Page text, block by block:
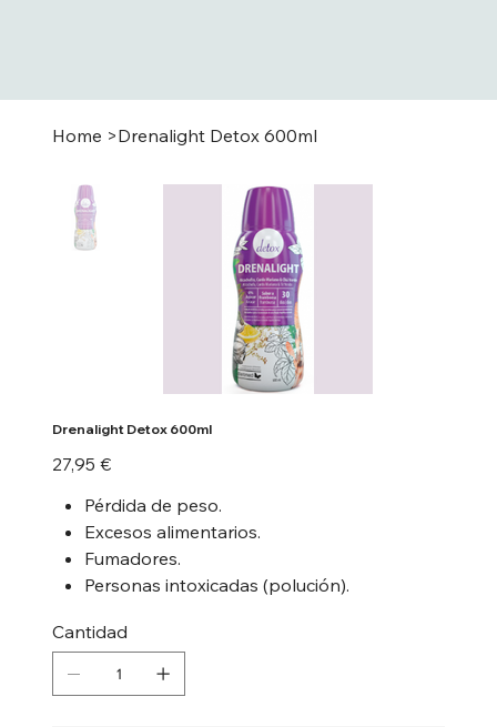
Home >Drenalight Detox 600ml
Drenalight Detox 600ml
Precio
27,95 €
Pérdida de peso.
Excesos alimentarios.
Fumadores.
Personas intoxicadas (polución).
Cantidad